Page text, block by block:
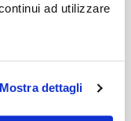
ad utilizzare
Mostra dettagli
che un
il sito
che le